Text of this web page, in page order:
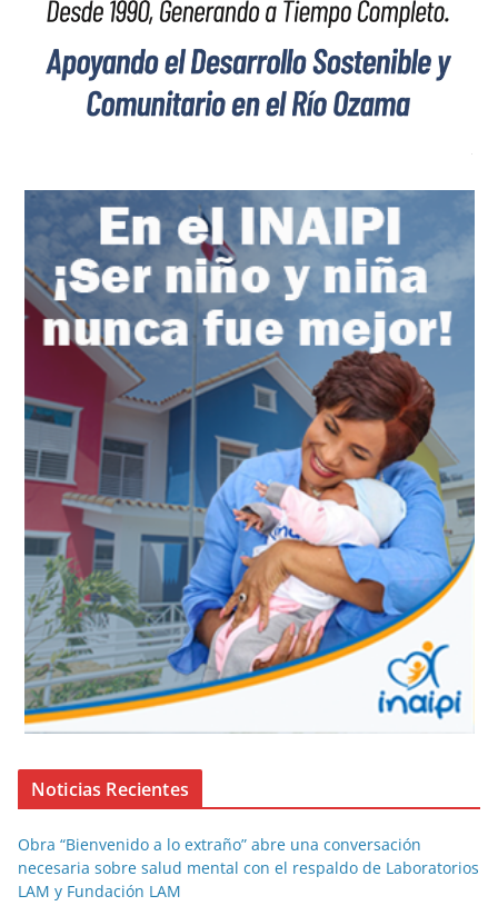
Noticias Recientes
Obra “Bienvenido a lo extraño” abre una conversación
necesaria sobre salud mental con el respaldo de Laboratorios
LAM y Fundación LAM